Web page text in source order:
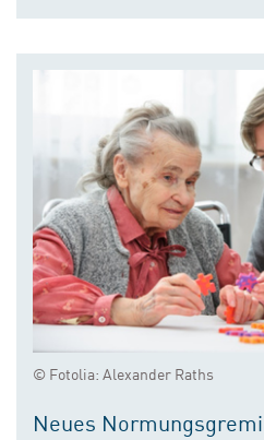
© Fotolia: Alexander Raths
Neues